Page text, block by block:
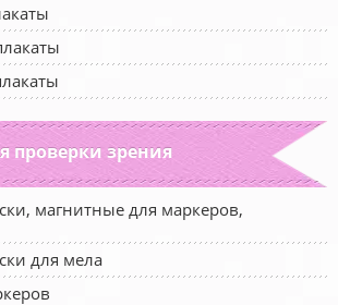
проверки зрения
магнитные для маркеров,
для мела